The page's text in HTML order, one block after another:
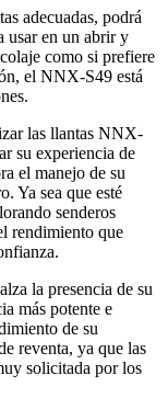
adecuadas, podrá
usar en un abrir y
como si prefiere
el NNX-S49 está
las llantas NNX-
su experiencia de
el manejo de su
Ya sea que esté
senderos
rendimiento que
la presencia de su
más potente e
de su
reventa, ya que las
solicitada por los